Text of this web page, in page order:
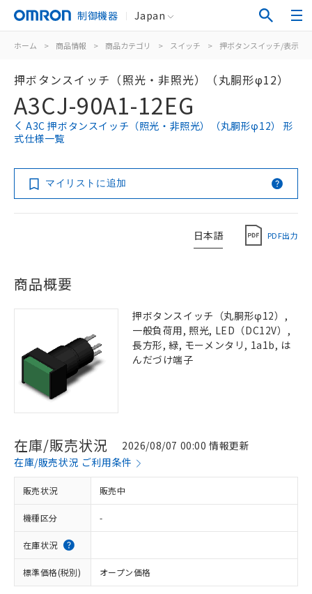
制御機器 Japan
ホーム > 商品情報 > 商品カテゴリ > スイッチ > 押ボタンスイッチ/表示灯
押ボタンスイッチ（照光・非照光）（丸胴形φ12）
A3CJ-90A1-12EG
A3C 押ボタンスイッチ（照光・非照光）（丸胴形φ12） 形
式仕様一覧
マイリストに追加
日本語 PDF出力
商品概要
押ボタンスイッチ（丸胴形φ12）,
一般負荷用, 照光, LED（DC12V）,
長方形, 緑, モーメンタリ, 1a1b, は
んだづけ端子
在庫/販売状況
2026/08/07 00:00 情報更新
在庫/販売状況 ご利用条件
販売状況 販売中
機種区分 -
在庫状況
標準価格(税別) オープン価格